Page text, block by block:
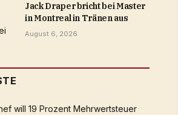
Jack Draper bricht bei Master
in Montreal in Tränen aus
August 6, 2026